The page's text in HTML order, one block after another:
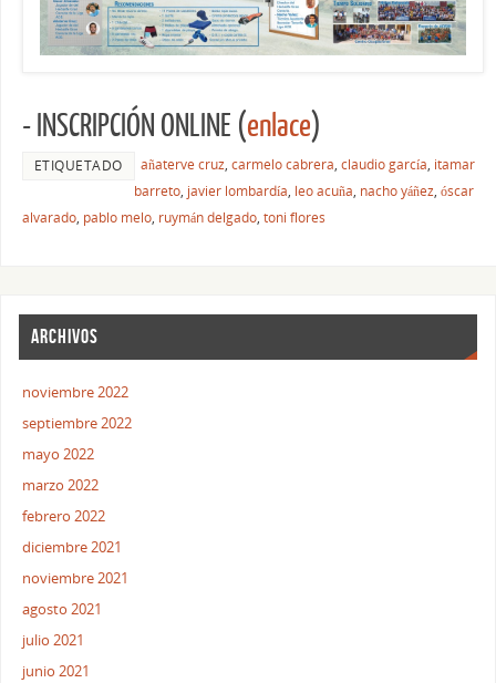
- INSCRIPCIÓN ONLINE (enlace)
ETIQUETADO añaterve cruz, carmelo cabrera, claudio garcía, itamar
barreto, javier lombardía, leo acuña, nacho yáñez, óscar
alvarado, pablo melo, ruymán delgado, toni flores
ARCHIVOS
noviembre 2022
septiembre 2022
mayo 2022
marzo 2022
febrero 2022
diciembre 2021
noviembre 2021
agosto 2021
julio 2021
junio 2021